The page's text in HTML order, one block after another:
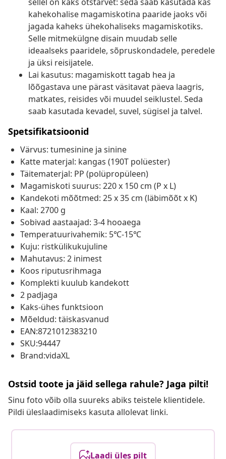
kahekohalise magamiskotina paaride jaoks või
jagada kaheks ühekohaliseks magamiskotiks.
Selle mitmekülgne disain muudab selle
ideaalseks paaridele, sõpruskondadele, peredele
ja üksi reisijatele.
Lai kasutus: magamiskott tagab hea ja
lõõgastava une pärast väsitavat päeva laagris,
matkates, reisides või muudel seiklustel. Seda
saab kasutada kevadel, suvel, sügisel ja talvel.
Spetsifikatsioonid
Värvus: tumesinine ja sinine
Katte materjal: kangas (190T polüester)
Täitematerjal: PP (polüpropüleen)
Magamiskoti suurus: 220 x 150 cm (P x L)
Kandekoti mõõtmed: 25 x 35 cm (läbimõõt x K)
Kaal: 2700 g
Sobivad aastaajad: 3-4 hooaega
Temperatuurivahemik: 5℃-15℃
Kuju: ristkülikukujuline
Mahutavus: 2 inimest
Koos riputusrihmaga
Komplekti kuulub kandekott
2 padjaga
Kaks-ühes funktsioon
Mõeldud: täiskasvanud
EAN:8721012383210
SKU:94447
Brand:vidaXL
Ostsid toote ja jäid sellega rahule? Jaga pilti!
Sinu foto võib olla suureks abiks teistele klientidele.
Pildi üleslaadimiseks kasuta allolevat linki.
Laadi üles pilt